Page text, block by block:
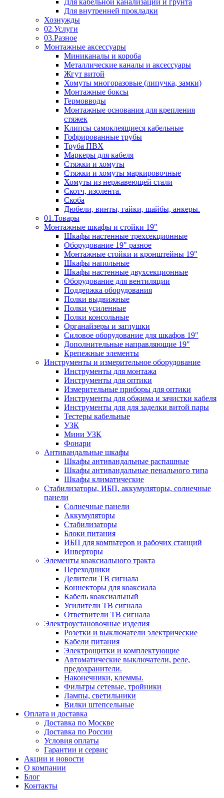
Для кабельной канализации и грунта
Для внутренней прокладки
Хознужды
02.Услуги
03.Разное
Монтажные аксессуары
Миниканалы и короба
Металлические каналы и аксессуары
Жгут витой
Хомуты многоразовые (липучка, замки)
Монтажные боксы
Гермовводы
Монтажные основания для крепления
стяжек
Клипсы самоклеящиеся кабельные
Гофрированные трубы
Труба ПВХ
Маркеры для кабеля
Стяжки и хомуты
Стяжки и хомуты маркировочные
Хомуты из нержавеющей стали
Скотч, изолента.
Скоба
Дюбели, винты, гайки, шайбы, анкеры.
01.Товары
Монтажные шкафы и стойки 19"
Шкафы настенные трехсекционные
Оборудование 19" разное
Монтажные стойки и кронштейны 19"
Шкафы напольные
Шкафы настенные двухсекционные
Оборудование для вентиляции
Поддержка оборудования
Полки выдвижные
Полки усиленные
Полки консольные
Органайзеры и заглушки
Силовое оборудование для шкафов 19"
Дополнительные направляющие 19"
Крепежные элементы
Инструменты и измерительное оборудование
Инструменты для монтажа
Инструменты для оптики
Измерительные приборы для оптики
Инструменты для обжима и зачистки кабеля
Инструменты для для заделки витой пары
Тестеры кабельные
УЗК
Мини УЗК
Фонари
Антивандальные шкафы
Шкафы антивандальные распашные
Шкафы антивандальные пенального типа
Шкафы климатические
Стабилизаторы, ИБП, аккумуляторы, солнечные
панели
Солнечные панели
Аккумуляторы
Стабилизаторы
Блоки питания
ИБП для компьтеров и рабочих станций
Инверторы
Элементы коаксиального тракта
Переходники
Делители ТВ сигнала
Коннекторы для коаксиала
Кабель коаксиальный
Усилители ТВ сигнала
Ответвители ТВ сигнала
Электроустановочные изделия
Розетки и выключатели электрические
Кабели питания
Электрощитки и комплектующие
Автоматические выключатели, реле,
предохранители.
Наконечники, клеммы.
Фильтры сетевые, тройники
Лампы, светильники
Вилки штепсельные
Оплата и доставка
Доставка по Москве
Доставка по России
Условия оплаты
Гарантии и сервис
Акции и новости
О компании
Блог
Контакты